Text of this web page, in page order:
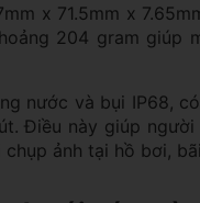
x 71.5mm x
204 gram giúp
nước và bụi IP68,
Điều này giúp
ảnh tại hồ bơi,